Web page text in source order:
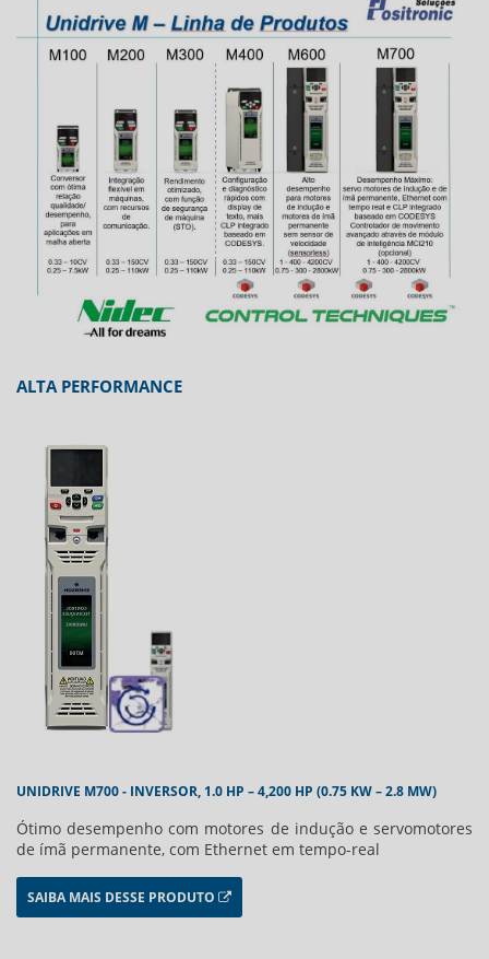
ALTA PERFORMANCE
UNIDRIVE M700 - INVERSOR, 1.0 HP – 4,200 HP (0.75 KW – 2.8 MW)
Ótimo desempenho com motores de indução e servomotores
de ímã permanente, com Ethernet em tempo-real
SAIBA MAIS DESSE PRODUTO